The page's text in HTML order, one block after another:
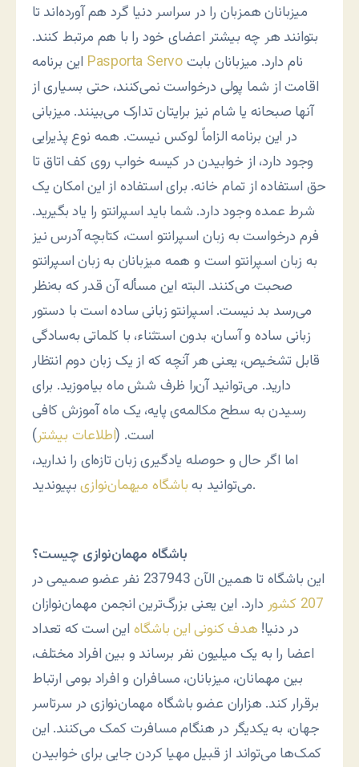
میزبانان همزبان را در سراسر دنیا گرد هم آورده‌اند تا
بتوانند هر چه بیشتر اعضای خود را با هم مرتبط کنند.
Pasporta Servo
اقامت از شما پولی درخواست نمی‌کنند، حتی بسیاری از
آنها صبحانه یا شام نیز برایتان تدارک می‌بینند. میزبانی
در این برنامه الزاماً لوکس نیست. همه نوع پذیرایی
وجود دارد، از خوابیدن در کیسه خواب روی کف اتاق تا
حق استفاده از تمام خانه. برای استفاده از این امکان یک
شرط عمده وجود دارد. شما باید اسپرانتو را یاد بگیرید.
فرم درخواست به زبان اسپرانتو است، کتابچه آدرس نیز
به زبان اسپرانتو است و همه میزبانان به زبان اسپرانتو
صحبت می‌کنند. البته این مسأله آن قدر که به‌نظر
می‌رسد بد نیست. اسپرانتو زبانی ساده است با دستور
زبانی ساده و آسان، بدون استثناء، با کلماتی به‌سادگی
قابل تشخیص، یعنی هر آنچه که از یک زبان دوم انتظار
دارید. می‌توانید آن‌را ظرف شش ماه بیاموزید. برای
رسیدن به سطح مکالمه‌ی پایه، یک ماه آموزش کافی
است. (اطلاعات بیشتر)
اما اگر حال و حوصله یادگیری زبان تازه‌ای را ندارید،
می‌توانید بهباشگاه میهمان‌نوازی بپیوندید.
باشگاه مهمان‌نوازی چیست؟
این باشگاه تا همین الآن 237943 نفر عضو صمیمی در
207 کشور
دارد. این یعنی بزرگ‌ترین انجمن مهمان‌نوازان
در دنیا! هدف کنونی این باشگاه این است که تعداد
اعضا را به یک میلیون نفر برساند و بین افراد مختلف،
بین مهمانان، میزبانان، مسافران و افراد بومی ارتباط
برقرار کند. هزاران عضو باشگاه مهمان‌نوازی در سرتاسر
جهان، به یکدیگر در هنگام مسافرت کمک می‌کنند. این
کمک‌ها می‌تواند از قبیل مهیا کردن جایی برای خوابیدن